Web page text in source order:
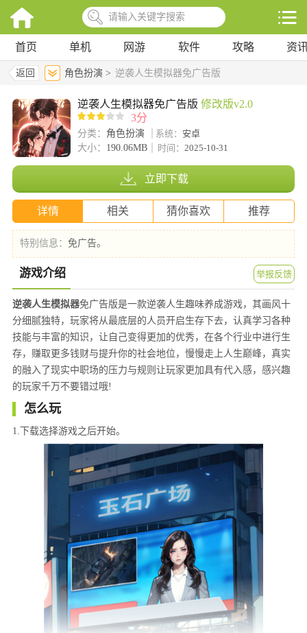
首页 单机 网游 软件 攻略 资
返回 角色扮演 > 逆袭人生模拟器免广告版
逆袭人生模拟器免广告版 修改版v2.0
3分
分类： 角色扮演 系统： 安卓
大小： 190.06MB 时间： 2025-10-31
立即下载
详情 相关 猜你喜欢 推荐
特别信息： 免广告。
游戏介绍 举报反馈
逆袭人生模拟器免广告版是一款逆袭人生趣味养成游戏，其画风十
分细腻独特，玩家将从最底层的人员开启生存下去，认真学习各种
技能与丰富的知识，让自己变得更加的优秀，在各个行业中进行生
存，赚取更多钱财与提升你的社会地位，慢慢走上人生巅峰，真实
的融入了现实中职场的压力与规则让玩家更加具有代入感，感兴趣
的玩家千万不要错过哦!
怎么玩
1.下载选择游戏之后开始。